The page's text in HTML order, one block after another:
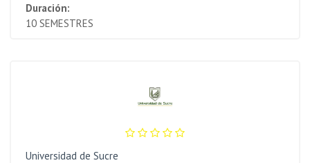
Duración:
10 SEMESTRES
Universidad de Sucre